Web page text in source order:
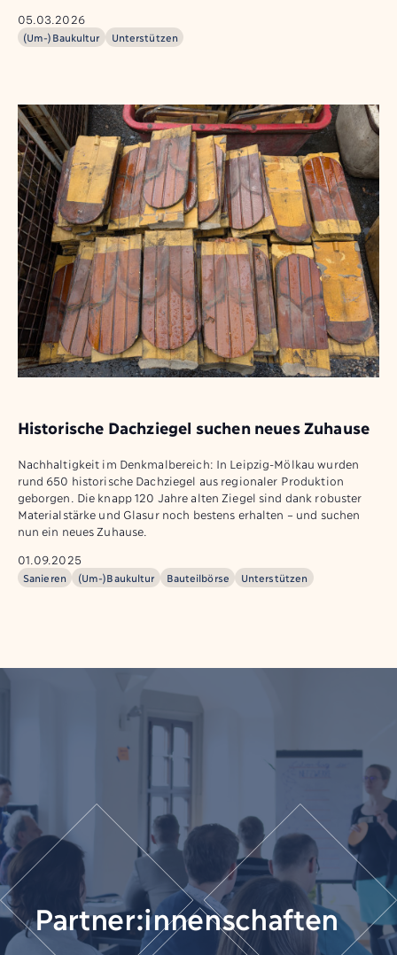
05.03.2026
(Um-)Baukultur Unterstützen
Historische Dachziegel suchen neues Zuhause
Nachhaltigkeit im Denkmalbereich: In Leipzig-Mölkau wurden
rund 650 historische Dachziegel aus regionaler Produktion
geborgen. Die knapp 120 Jahre alten Ziegel sind dank robuster
Materialstärke und Glasur noch bestens erhalten – und suchen
nun ein neues Zuhause.
01.09.2025
Sanieren (Um-)Baukultur Bauteilbörse Unterstützen
Partner:innenschaften